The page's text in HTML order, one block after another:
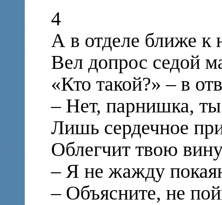
4
А в отделе ближе к
Вел допрос седой
«Кто такой?» – в
– Нет, парнишка,
Лишь сердечное
Облегчит твою
– Я не жажду
– Объясните, не